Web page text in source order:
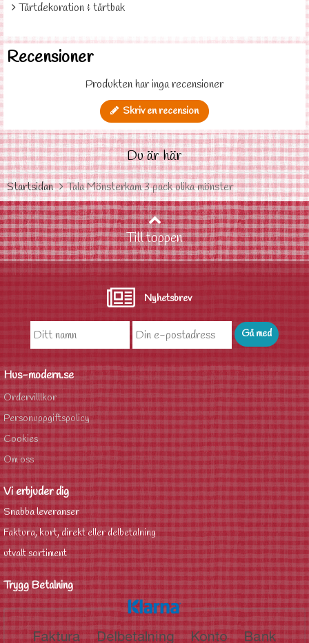
Tårtdekoration & tårtbak
Recensioner
Produkten har inga recensioner
Skriv en recension
Du är här
Startsidan Tala Mönsterkam 3 pack olika mönster
Till toppen
Nyhetsbrev
Hus-modern.se
Ordervilllkor
Personuppgiftspolicy
Cookies
Om oss
Vi erbjuder dig
Snabba leveranser
Faktura, kort, direkt eller delbetalning
utvalt sortiment
Trygg Betalning